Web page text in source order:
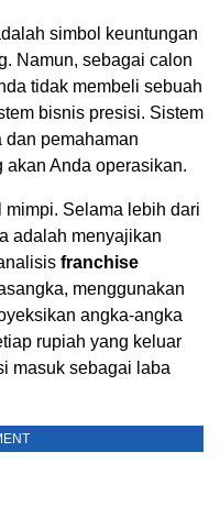
simbol keuntungan
Namun, sebagai calon
tidak membeli sebuah
bisnis presisi. Sistem
dan pemahaman
akan Anda operasikan.
Selama lebih dari
adalah menyajikan
franchise
menggunakan
angka-angka
rupiah yang keluar
masuk sebagai laba